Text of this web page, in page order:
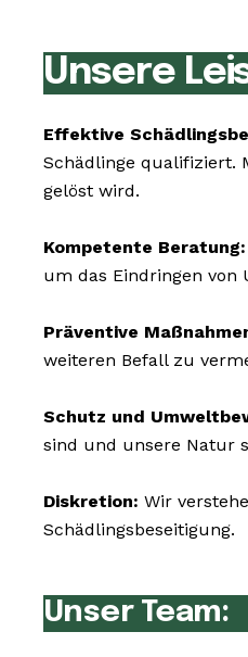
Unsere
Effektive
Schädlinge qualifiziert.
gelöst wird.
Kompetente Beratung:
um das Eindringen
Präventive
weiteren Befall zu
Schutz und
sind und unsere Natur
Diskretion: Wir
Schädlingsbeseitigung.
Unser Team: